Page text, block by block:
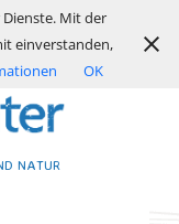
NATUR
Mit der
einverstanden,
OK